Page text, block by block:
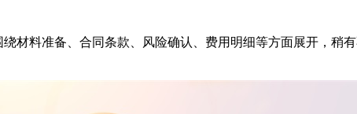
材料准备、合同条款、风险确认、费用明细等方面展开，稍